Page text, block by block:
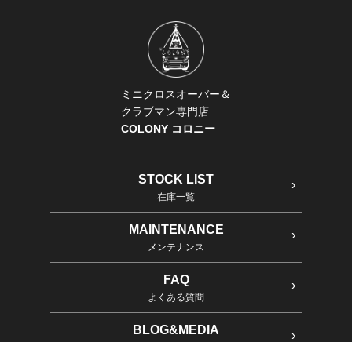
ミニクロスオーバー＆
クラブマン専門店
COLONY コロニー
STOCK LIST
在庫一覧
MAINTENANCE
メンテナンス
FAQ
よくある質問
BLOG&MEDIA